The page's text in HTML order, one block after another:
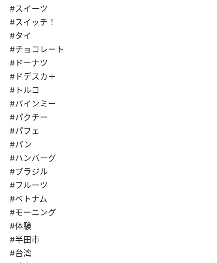
#スイーツ
#スイッチ！
#タイ
#チョコレート
#ドーナツ
#ドデスカ＋
#トルコ
#バインミー
#パクチー
#パフェ
#パン
#ハンバーグ
#ブラジル
#フルーツ
#ベトナム
#モーニング
#体験
#半田市
#台湾